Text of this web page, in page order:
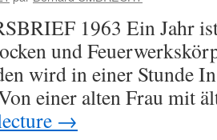
1963 Ein Jahr
und
wird in einer Stunde
einer alten Frau mit
→